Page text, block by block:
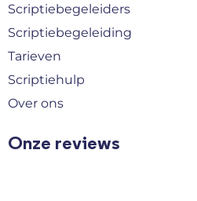
Scriptiebegeleiders
Scriptiebegeleiding
Tarieven
Scriptiehulp
Over ons
Onze reviews